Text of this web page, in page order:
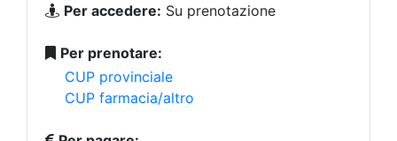
Per accedere: Su prenotazione
Per prenotare:
CUP provinciale
CUP farmacia/altro